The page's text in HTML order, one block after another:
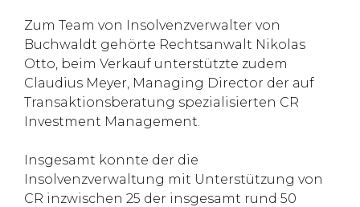
Zum Team von Insolvenzverwalter von
Buchwaldt gehörte Rechtsanwalt Nikolas
Otto, beim Verkauf unterstützte zudem
Claudius Meyer, Managing Director der auf
Transaktionsberatung spezialisierten CR
Investment Management.
Insgesamt konnte der die
Insolvenzverwaltung mit Unterstützung von
CR inzwischen 25 der insgesamt rund 50